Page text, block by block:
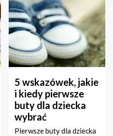
5 wskazówek, jakie
i kiedy pierwsze
buty dla dziecka
wybrać
Pierwsze buty dla dziecka